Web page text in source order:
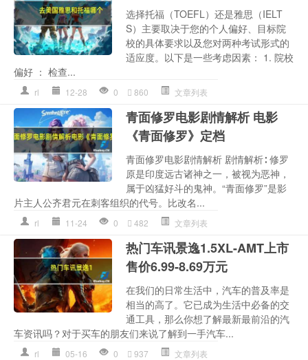
选择托福（TOEFL）还是雅思（IELT
S）主要取决于您的个人偏好、目标院
校的具体要求以及您对两种考试形式的
适应度。以下是一些考虑因素： 1. 院校
偏好 ： 检查...
rl 12-28 0 860 文章列表
青面修罗电影剧情解析 电影
《青面修罗》定档
青面修罗电影剧情解析 剧情解析∶ 修罗
原是印度远古诸神之一，被视为恶神，
属于凶猛好斗的鬼神。“青面修罗”是影
片主人公齐君元在刺客组织的代号。比改名...
rl 11-24 0 482 文章列表
热门车讯景逸1.5XL-AMT上市
售价6.99-8.69万元
在我们的日常生活中，汽车的普及率是
相当的高了。它已成为生活中必备的交
通工具，那么你想了解最新最前沿的汽
车资讯吗？对于买车的朋友们来说了解到一手汽车...
rl 05-16 0 937 文章列表